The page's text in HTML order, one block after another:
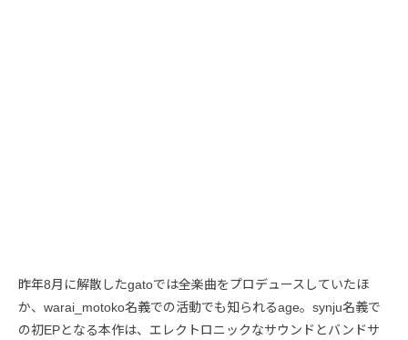
昨年8月に解散したgatoでは全楽曲をプロデュースしていたほ
か、warai_motoko名義での活動でも知られるage。synju名義で
の初EPとなる本作は、エレクトロニックなサウンドとバンドサ